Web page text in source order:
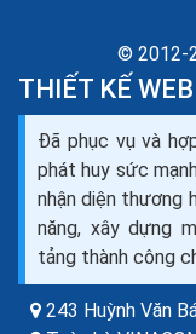
các công ty seo
Theo như
kiếm (tiếng Anh:
tắt: SEO), là một
© 2012-
THIẾT KẾ
Đã phục vụ và
phát huy sức
nhận diện thương
năng, xây dựng
tảng thành công
243 Huỳnh Văn